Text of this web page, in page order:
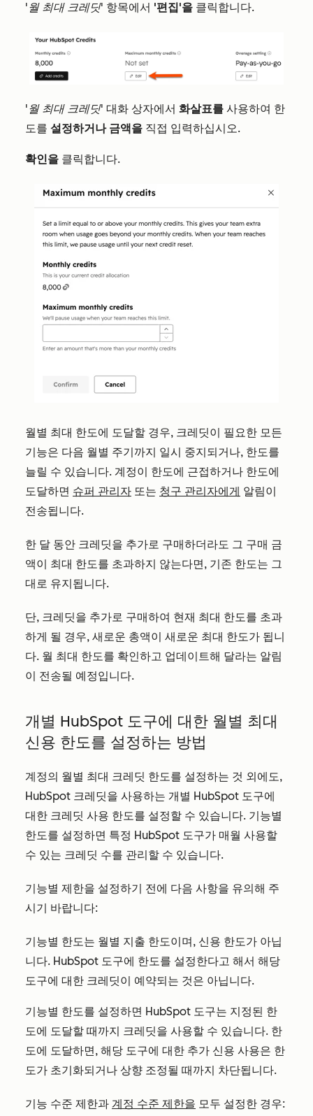
'월 최대 크레딧' 항목에서 '편집'을 클릭합니다.
'월 최대 크레딧' 대화 상자에서 화살표를 사용하여 한
도를 설정하거나 금액을 직접 입력하십시오.
확인을 클릭합니다.
월별 최대 한도에 도달할 경우, 크레딧이 필요한 모든
기능은 다음 월별 주기까지 일시 중지되거나, 한도를
늘릴 수 있습니다. 계정이 한도에 근접하거나 한도에
도달하면 슈퍼 관리자 또는 청구 관리자에게 알림이
전송됩니다.
한 달 동안 크레딧을 추가로 구매하더라도 그 구매 금
액이 최대 한도를 초과하지 않는다면, 기존 한도는 그
대로 유지됩니다.
단, 크레딧을 추가로 구매하여 현재 최대 한도를 초과
하게 될 경우, 새로운 총액이 새로운 최대 한도가 됩니
다. 월 최대 한도를 확인하고 업데이트해 달라는 알림
이 전송될 예정입니다.
개별 HubSpot 도구에 대한 월별 최대
신용 한도를 설정하는 방법
계정의 월별 최대 크레딧 한도를 설정하는 것 외에도,
HubSpot 크레딧을 사용하는 개별 HubSpot 도구에
대한 크레딧 사용 한도를 설정할 수 있습니다. 기능별
한도를 설정하면 특정 HubSpot 도구가 매월 사용할
수 있는 크레딧 수를 관리할 수 있습니다.
기능별 제한을 설정하기 전에 다음 사항을 유의해 주
시기 바랍니다:
기능별 한도는 월별 지출 한도이며, 신용 한도가 아닙
니다. HubSpot 도구에 한도를 설정한다고 해서 해당
도구에 대한 크레딧이 예약되는 것은 아닙니다.
기능별 한도를 설정하면 HubSpot 도구는 지정된 한
도에 도달할 때까지 크레딧을 사용할 수 있습니다. 한
도에 도달하면, 해당 도구에 대한 추가 신용 사용은 한
도가 초기화되거나 상향 조정될 때까지 차단됩니다.
기능 수준 제한과 계정 수준 제한을 모두 설정한 경우: